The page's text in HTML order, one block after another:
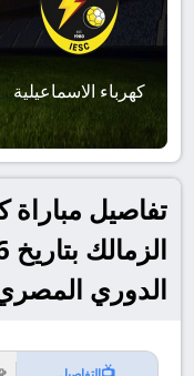
كهرباء الاسماعيلية
تفاصيل مباراة
الدوري